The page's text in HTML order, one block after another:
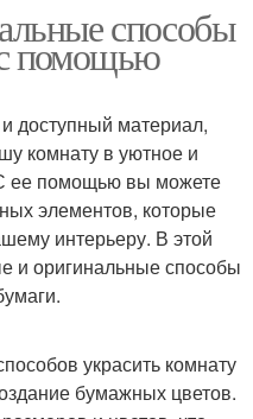
способы
помощью
доступный материал,
комнату в уютное и
ее помощью вы можете
элементов, которые
интерьеру. В этой
и оригинальные способы
украсить комнату
бумажных цветов.